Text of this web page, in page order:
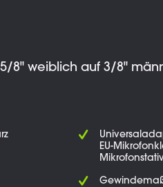
8" weiblich auf 3/8"
EU-